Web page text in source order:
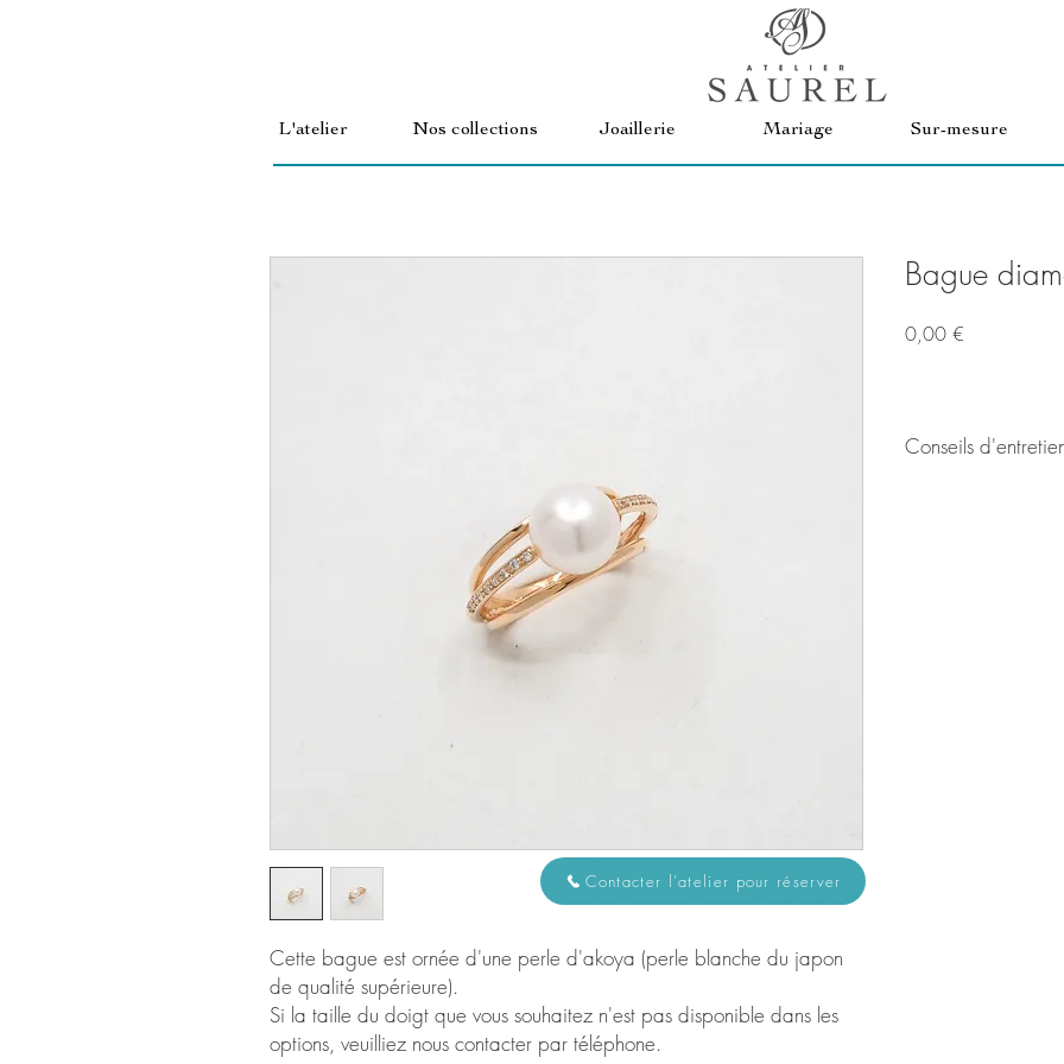
L'atelier Nos collections Joaillerie Mariage Sur-mesure
Cette bague est ornée d'une perle d'akoya (perle blanche du japon
de qualité supérieure).
Si la taille du doigt que vous souhaitez n'est pas disponible dans les
options, veuilliez nous contacter par téléphone.
Bague
0,00 €
Conseils
Contacter l'atelier pour réserver